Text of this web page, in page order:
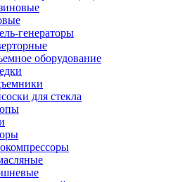
генераторы
оборудование
для стекла